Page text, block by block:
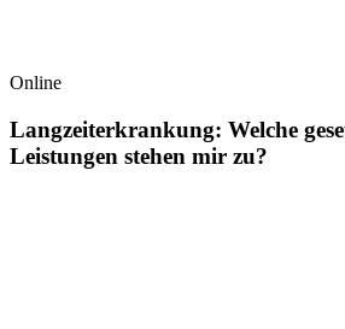
Online
Langzeiterkrankung: Welche
Leistungen stehen mir zu?